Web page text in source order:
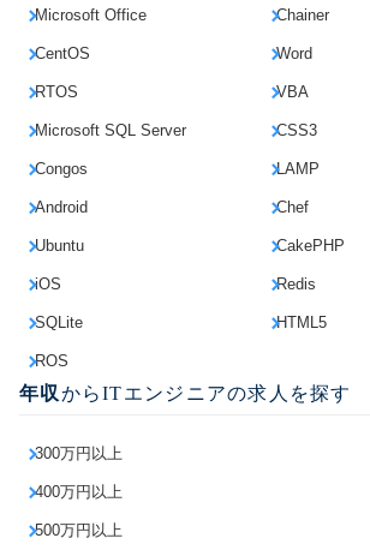
Microsoft Office Chainer
CentOS Word
RTOS VBA
Microsoft SQL Server CSS3
Congos LAMP
Android Chef
Ubuntu CakePHP
iOS Redis
SQLite HTML5
ROS
年収からITエンジニアの求人を探す
300万円以上
400万円以上
500万円以上